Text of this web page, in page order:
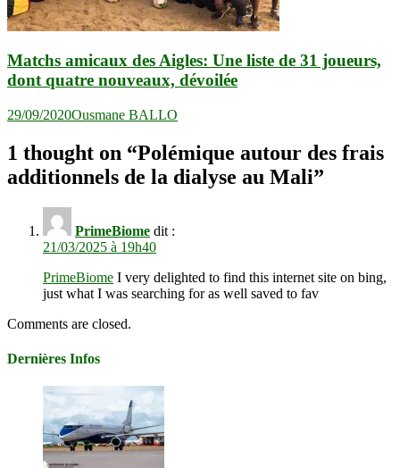
Matchs amicaux des Aigles: Une liste de 31 joueurs,
dont quatre nouveaux, dévoilée
29/09/2020Ousmane BALLO
1 thought on “Polémique autour des frais
additionnels de la dialyse au Mali”
PrimeBiome dit :
21/03/2025 à 19h40
PrimeBiome I very delighted to find this internet site on bing,
just what I was searching for as well saved to fav
Comments are closed.
Dernières Infos